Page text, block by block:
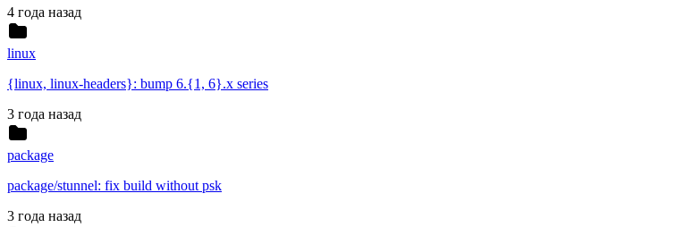
4 года назад
linux
{linux, linux-headers}: bump 6.{1, 6}.x series
3 года назад
package
package/stunnel: fix build without psk
3 года назад